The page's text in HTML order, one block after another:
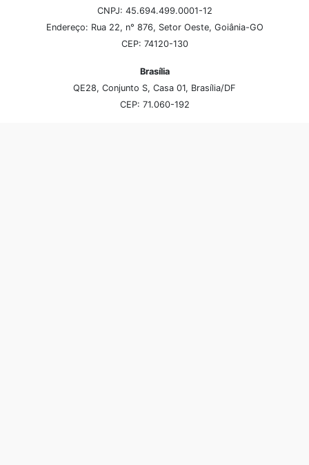
CNPJ: 45.694.499.0001-12
Endereço: Rua 22, n° 876, Setor Oeste, Goiânia-GO
CEP: 74120-130
Brasília
QE28, Conjunto S, Casa 01, Brasília/DF
CEP: 71.060-192